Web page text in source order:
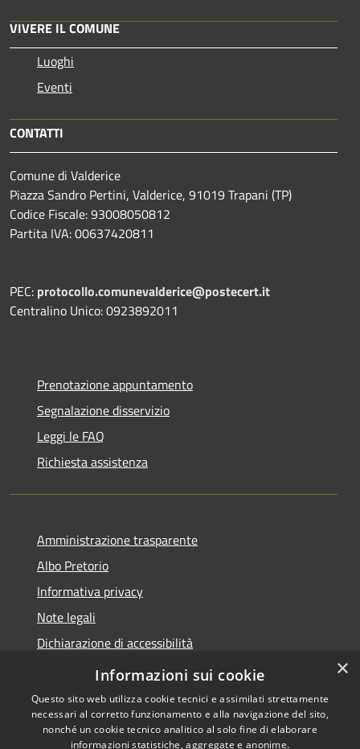
VIVERE IL COMUNE
Luoghi
Eventi
CONTATTI
Comune di Valderice
Piazza Sandro Pertini, Valderice, 91019 Trapani (TP)
Codice Fiscale: 93008050812
Partita IVA: 00637420811
PEC: protocollo.comunevalderice@postecert.it
Centralino Unico: 0923892011
Prenotazione appuntamento
Segnalazione disservizio
Leggi le FAQ
Richiesta assistenza
Amministrazione trasparente
Albo Pretorio
Informativa privacy
Note legali
Dichiarazione di accessibilità
Informativa Privacy Videosorveglianza
×
Informazioni sui cookie
Questo sito web utilizza cookie tecnici e assimilati strettamente
necessari al corretto funzionamento e alla navigazione del sito,
nonché un cookie tecnico analitico al solo fine di elaborare
informazioni statistiche, aggregate e anonime.